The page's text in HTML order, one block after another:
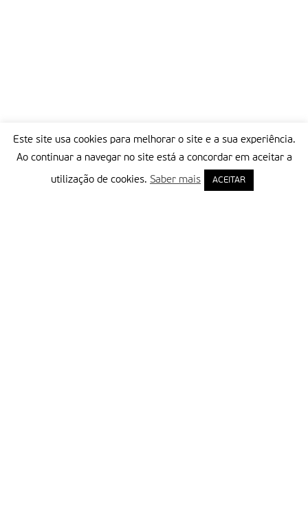
Este site usa cookies para melhorar o site e a sua experiência.
Ao continuar a navegar no site está a concordar em aceitar a
utilização de cookies. Saber mais ACEITAR